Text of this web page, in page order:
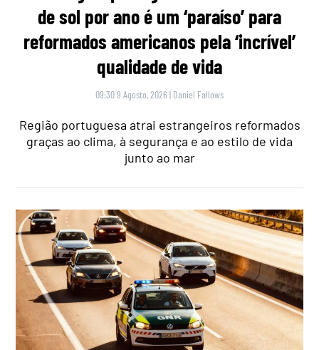
de sol por ano é um ‘paraíso’ para
reformados americanos pela ‘incrível’
qualidade de vida
09:30 9 Agosto, 2026 | Daniel Fallows
Região portuguesa atrai estrangeiros reformados
graças ao clima, à segurança e ao estilo de vida
junto ao mar